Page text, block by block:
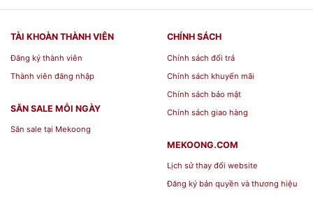
TÀI KHOÀN THÀNH VIÊN
Đăng ký thành viên
Thành viên đăng nhập
SĂN SALE MỖI NGÀY
Săn sale tại Mekoong
CHÍNH SÁCH
Chính sách đổi trả
Chính sách khuyến mãi
Chính sách bảo mật
Chính sách giao hàng
MEKOONG.COM
Lịch sử thay đổi website
Đăng ký bản quyền và thương hiệu